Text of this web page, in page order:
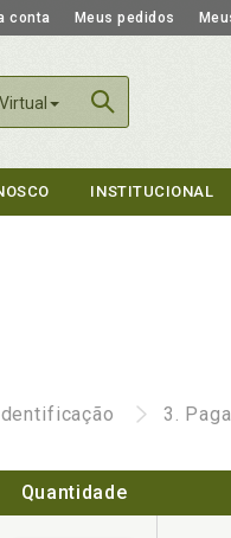
conta Meus pedidos
INSTITUCIONAL
3.
Quantidade